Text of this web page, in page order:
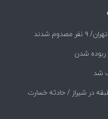
شدند
شدن
شد
در شیراز / حادثه خسارت